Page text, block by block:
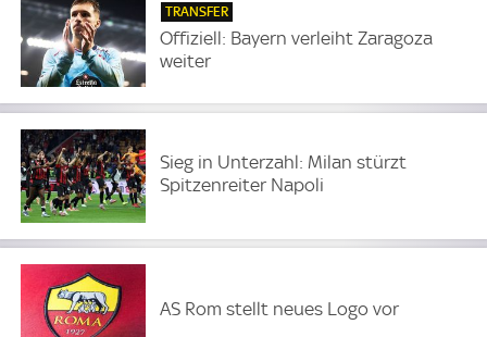
TRANSFER
Offiziell: Bayern verleiht Zaragoza
weiter
Sieg in Unterzahl: Milan stürzt
Spitzenreiter Napoli
AS Rom stellt neues Logo vor